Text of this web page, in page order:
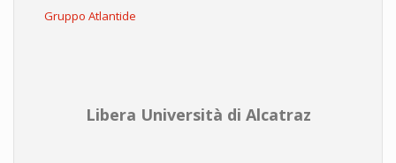
Gruppo Atlantide
Libera Università di Alcatraz